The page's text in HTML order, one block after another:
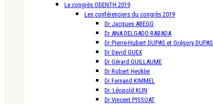
Le congrès ODENTH 2019
Les conférenciers du congrès 2019
Dr Jacques ABEGG
Dr ANA DELGADO RABADA
Dr Pierre-Hubert DUPAS et Grégory DUPAS
Dr David GUEX
Dr Gérard GUILLAUME
Dr Robert Heckler
Dr Fernand KIMMEL
Dr. Léopold KUN
Dr Vincent PISSOAT